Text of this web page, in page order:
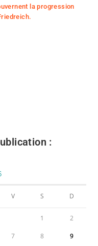
la progression
:
V S D
1 2
7 8 9